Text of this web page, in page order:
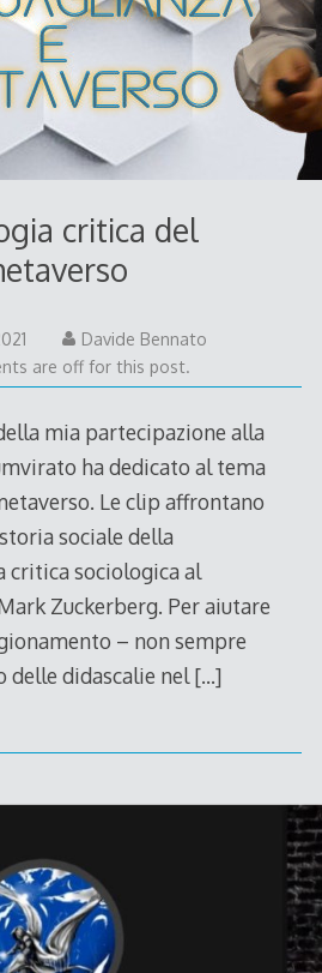
critica del
Davide Bennato
are off for this post.
mia partecipazione alla
ha dedicato al tema
Le clip affrontano
sociale della
critica sociologica al
Zuckerberg. Per aiutare
– non sempre
delle didascalie nel[…]